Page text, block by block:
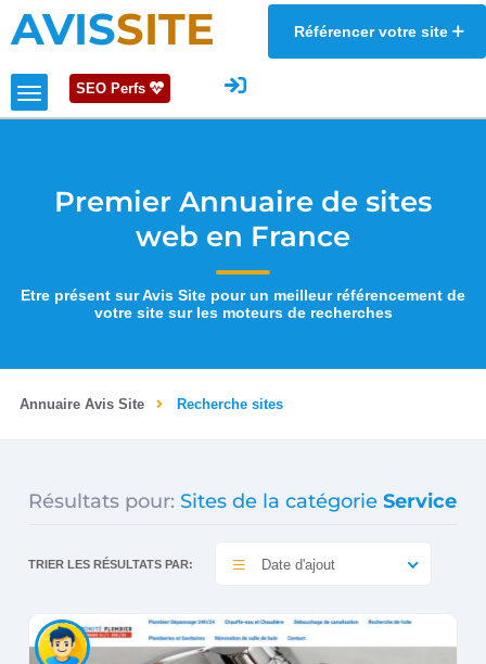
AVISSITE Référencer votre site
SEO Perfs
Premier Annuaire de sites
web en France
Etre présent sur Avis Site pour un meilleur référencement de
votre site sur les moteurs de recherches
Annuaire Avis Site Recherche sites
Résultats pour: Sites de la catégorie Service
TRIER LES RÉSULTATS PAR: Date d'ajout